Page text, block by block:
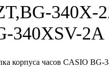
340X-
340XSV-2A
корпуса часов CASIO BG-